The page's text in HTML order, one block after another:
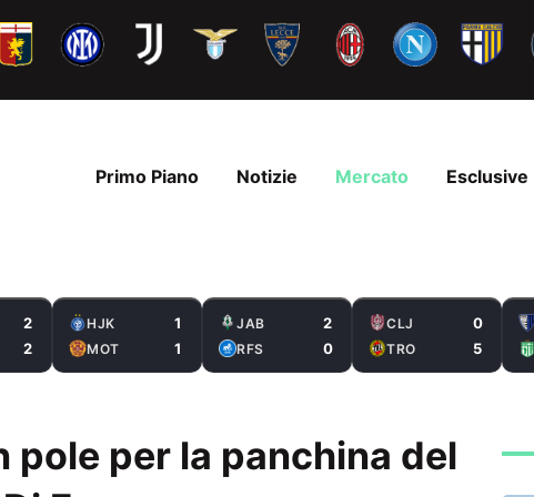
Primo Piano Notizie Mercato Esclusive
2
2
HJK 1
MOT 1
JAB 2
RFS 0
CLJ 0
TRO 5
pole per la panchina del